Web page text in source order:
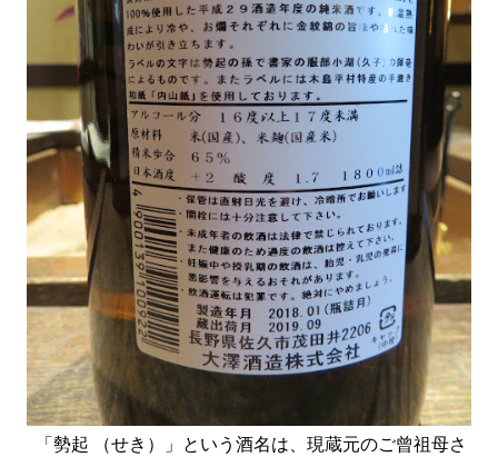
「勢起 （せき）」という酒名は、現蔵元のご曾祖母さ